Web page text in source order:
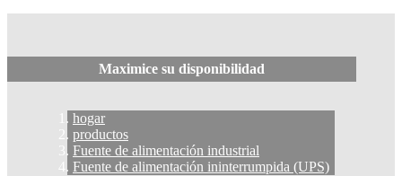
Maximice su disponibilidad
hogar
productos
Fuente de alimentación industrial
Fuente de alimentación ininterrumpida (UPS)